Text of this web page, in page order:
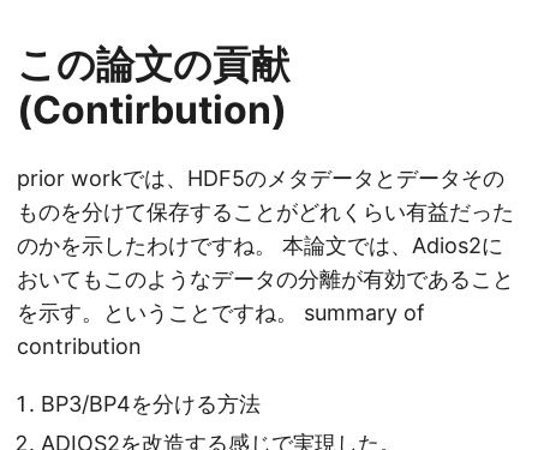
この論文の貢献
(Contirbution)
prior workでは、HDF5のメタデータとデータその
ものを分けて保存することがどれくらい有益だった
のかを示したわけですね。 本論文では、Adios2に
おいてもこのようなデータの分離が有効であること
を示す。ということですね。 summary of
contribution
BP3/BP4を分ける方法
ADIOS2を改造する感じで実現した。